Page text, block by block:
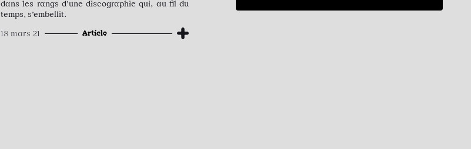
dans les rangs d’une discographie qui, au fil du
temps, s’embellit.
18 mars 21 Article